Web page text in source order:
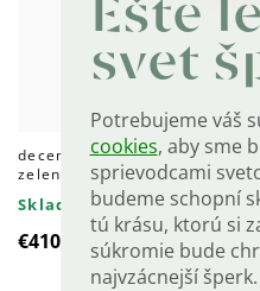
Ešte
svet
Potrebujeme váš
cookies, aby sme
sprievodcami
budeme schopní
tú krásu, ktorú si
súkromie bude
najvzácnejší šperk.
decentný zlatý náhrdelník so
zeleným zirkónom Au
585/1000
Skladom do 4 dní
€410,06